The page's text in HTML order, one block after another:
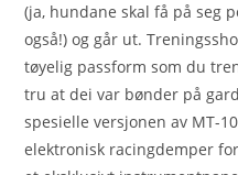
(ja, hundane skal få på seg
også!) og går ut.
tøyelig passform som du
tru at dei var bønder på
spesielle versjonen av MT-
elektronisk racingdemper